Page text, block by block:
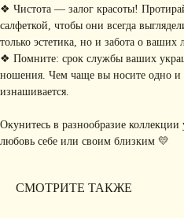
❖ Чистота — залог красоты!
салфеткой, чтобы они всегда
только эстетика, но и забота о
❖ Помните: срок службы ваших
ношения. Чем чаще вы носите одно и
изнашивается.
Окунитесь в разнообразие
любовь себе или своим близким 💛
СМОТРИТЕ ТАКЖЕ
Я соглашаюсь с обработкой персональных данных в
конфиденциальности
подписаться
Договор публичной
Политика